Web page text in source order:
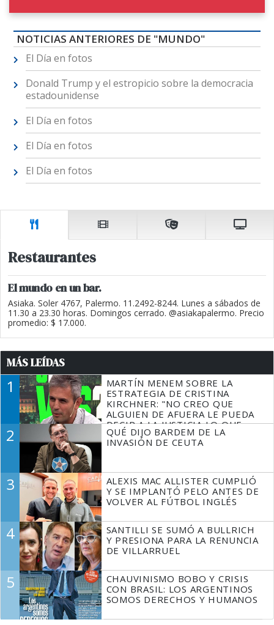
NOTICIAS ANTERIORES DE "MUNDO"
El Día en fotos
Donald Trump y el estropicio sobre la democracia
estadounidense
El Día en fotos
El Día en fotos
El Día en fotos
Restaurantes
El mundo en un bar.
Asiaka. Soler 4767, Palermo. 11.2492-8244. Lunes a sábados de
11.30 a 23.30 horas. Domingos cerrado. @asiakapalermo. Precio
promedio: $ 17.000.
MÁS LEÍDAS
1
MARTÍN MENEM SOBRE LA
ESTRATEGIA DE CRISTINA
KIRCHNER: "NO CREO QUE
ALGUIEN DE AFUERA LE PUEDA
DECIR A LA JUSTICIA LO QUE
TIENE QUE HACER"
2
QUÉ DIJO BARDEM DE LA
INVASIÓN DE CEUTA
3
ALEXIS MAC ALLISTER CUMPLIÓ
Y SE IMPLANTÓ PELO ANTES DE
VOLVER AL FÚTBOL INGLÉS
4
SANTILLI SE SUMÓ A BULLRICH
Y PRESIONA PARA LA RENUNCIA
DE VILLARRUEL
5
CHAUVINISMO BOBO Y CRISIS
CON BRASIL: LOS ARGENTINOS
SOMOS DERECHOS Y HUMANOS